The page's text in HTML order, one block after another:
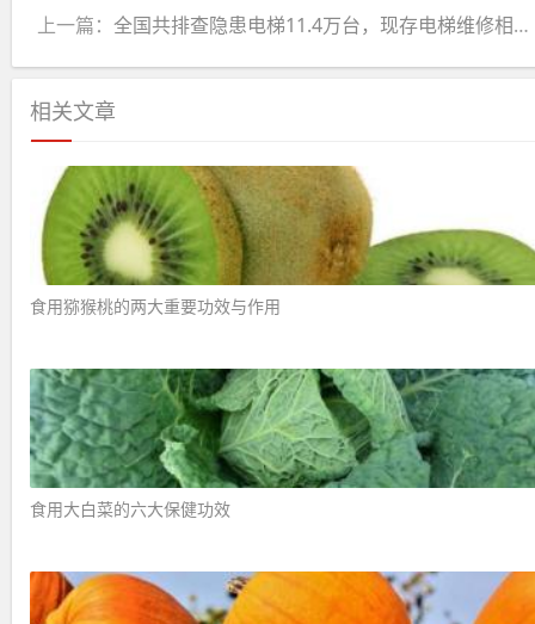
上一篇： 全国共排查隐患电梯11.4万台，现存电梯维修相关企业超6.8万家
相关文章
食用猕猴桃的两大重要功效与作用 ​
食用大白菜的六大保健功效 ​